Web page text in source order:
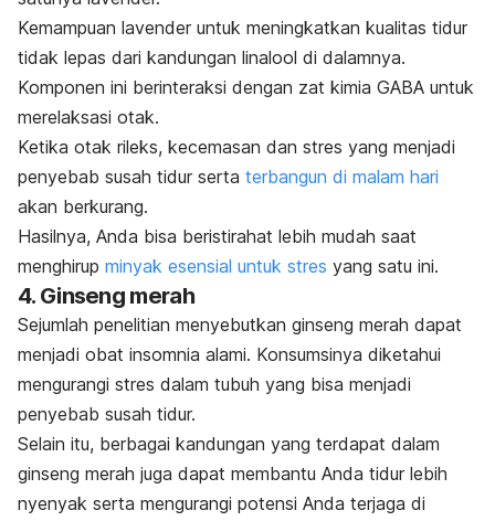
Kemampuan lavender untuk meningkatkan kualitas tidur
tidak lepas dari kandungan linalool di dalamnya.
Komponen ini berinteraksi dengan zat kimia GABA untuk
merelaksasi otak.
Ketika otak rileks, kecemasan dan stres yang menjadi
penyebab susah tidur serta terbangun di malam hari
akan berkurang.
Hasilnya, Anda bisa beristirahat lebih mudah saat
menghirup minyak esensial untuk stres yang satu ini.
4. Ginseng merah
Sejumlah penelitian menyebutkan ginseng merah dapat
menjadi obat insomnia alami. Konsumsinya diketahui
mengurangi stres dalam tubuh yang bisa menjadi
penyebab susah tidur.
Selain itu, berbagai kandungan yang terdapat dalam
ginseng merah juga dapat membantu Anda tidur lebih
nyenyak serta mengurangi potensi Anda terjaga di